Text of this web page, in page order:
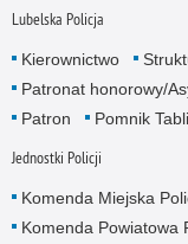
Lubelska Policja
Kierownictwo
Patronat honorowy/
Patron
Pomnik
Jednostki Policji
Komenda Miejska
Komenda Powiatowa